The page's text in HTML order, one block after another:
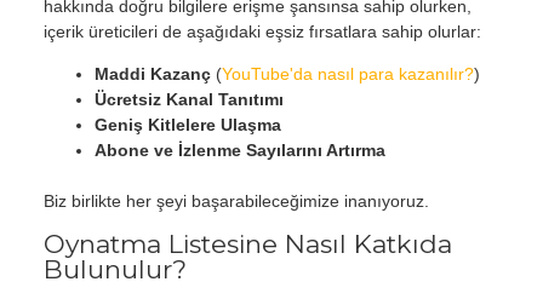
hakkında doğru bilgilere erişme şansınsa sahip olurken,
içerik üreticileri de aşağıdaki eşsiz fırsatlara sahip olurlar:
Maddi Kazanç(YouTube'da nasıl para kazanılır?)
Ücretsiz Kanal Tanıtımı
Geniş Kitlelere Ulaşma
Abone ve İzlenme Sayılarını Artırma
Biz birlikte her şeyi başarabileceğimize inanıyoruz.
Oynatma Listesine Nasıl Katkıda
Bulunulur?